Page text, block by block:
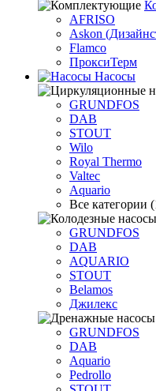
AFRISO
Askon
Flamco
ПроксиТерм
Насосы
GRUNDFOS
DAB
STOUT
Wilo
Royal Thermo
Valtec
Aquario
Все категории
GRUNDFOS
DAB
AQUARIO
STOUT
Belamos
Джилекс
GRUNDFOS
DAB
Aquario
Pedrollo